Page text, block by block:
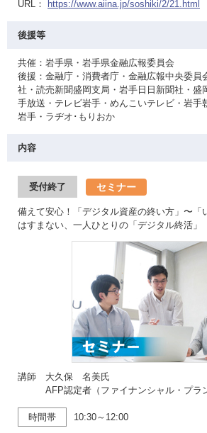
URL：
https://www.aiina.jp/soshiki/2/21.html
後援等
共催：岩手県・岩手県金融広報委員会
後援：金融庁・消費者庁・金融広報中央委員
社・読売新聞盛岡支局・岩手日日新聞社・盛
手放送・テレビ岩手・めんこいテレビ・岩手
岩手・ラヂオ･もりおか
内容
受付終了 セミナー
備えて安心！「デジタル資産の終い方」〜「
はすまない、一人ひとりの「デジタル終活」
講師 大久保 名美氏
AFP認定者（ファイナンシャル・プラン
時間帯 10:30～12:00